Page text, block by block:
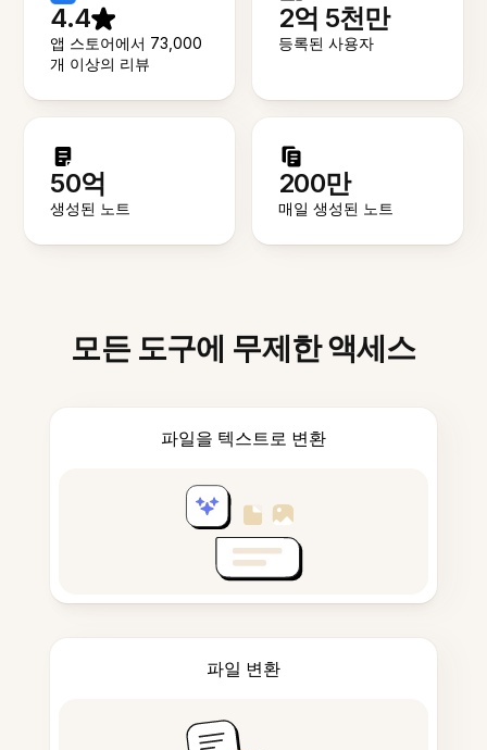
4.4
앱 스토어에서 73,000
개 이상의 리뷰
2억 5천만
등록된 사용자
50억
생성된 노트
200만
매일 생성된 노트
모든 도구에 무제한 액세스
파일을 텍스트로 변환
파일 변환